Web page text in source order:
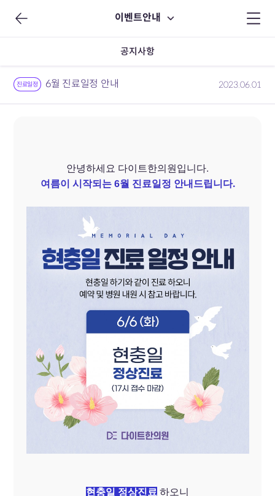
이벤트안내
공지사항
진료일정 6월 진료일정 안내 2023.06.01
안녕하세요 다이트한의원입니다.
여름이 시작되는 6월 진료일정 안내드립니다.
현충일 정상진료 하오니